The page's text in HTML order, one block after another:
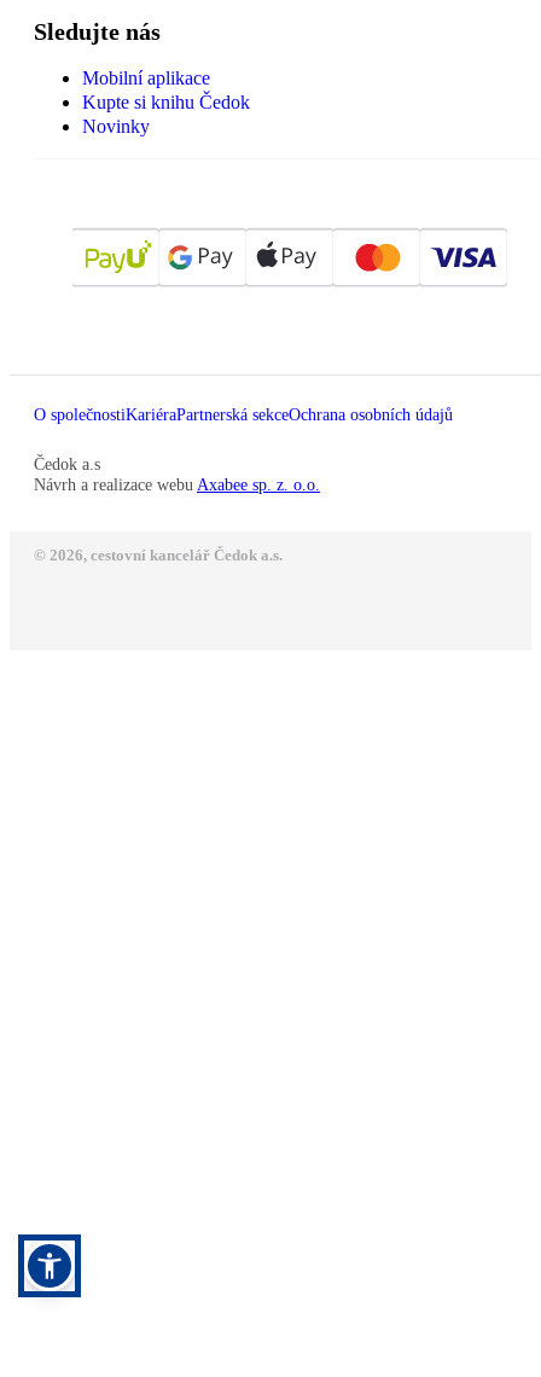
Sledujte nás
Mobilní aplikace
Kupte si knihu Čedok
Novinky
O společnostiKariéraPartnerská sekceOchrana osobních údajů
Čedok a.s
Návrh a realizace webu Axabee sp. z. o.o.
© 2026, cestovní kancelář Čedok a.s.